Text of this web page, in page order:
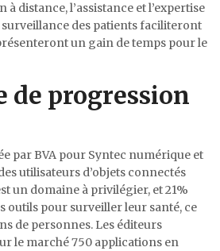
à distance, l’assistance et l’expertise
surveillance des patients faciliteront
un gain de temps pour le
de progression
par BVA pour Syntec numérique et
utilisateurs d’objets connectés
un domaine à privilégier, et 21%
outils pour surveiller leur santé, ce
de personnes. Les éditeurs
le marché 750 applications en